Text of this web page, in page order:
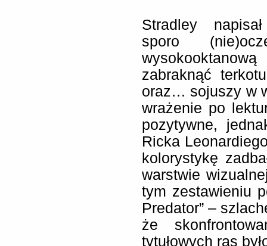
Stradley
sporo
zabraknąć
oraz… sojuszy w
wrażenie po
pozytywne,
Ricka
kolorystykę
warstwie
tym zestawieniu
Predator” –
że
tytułowych ras